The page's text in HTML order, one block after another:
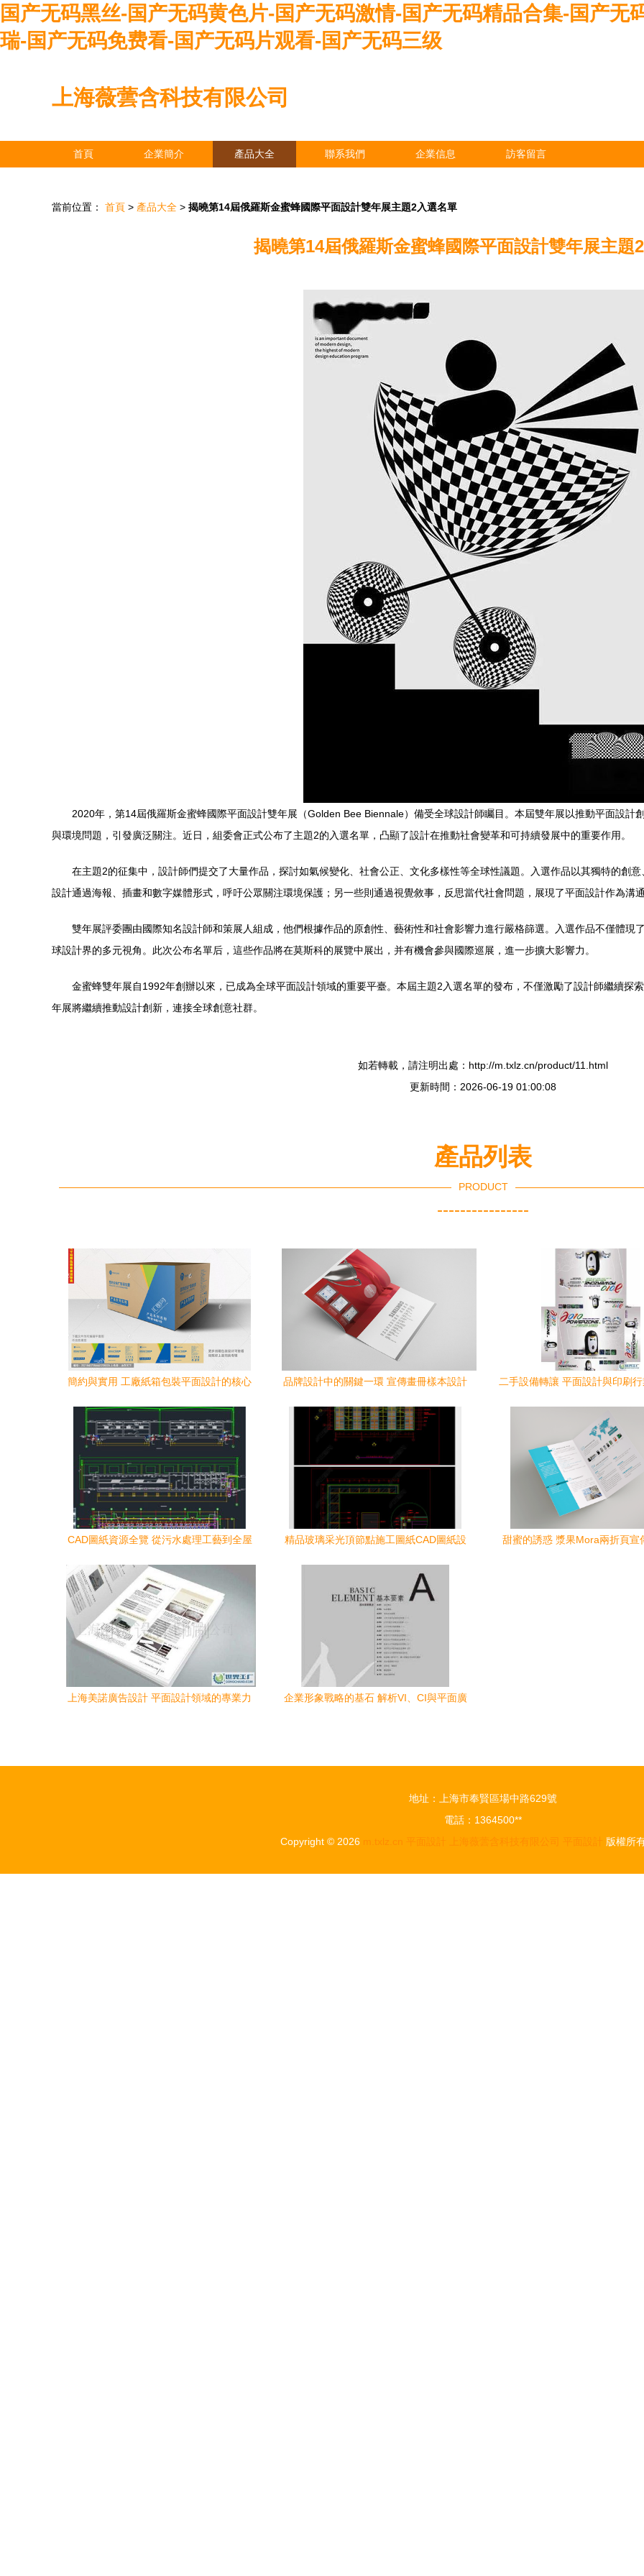
国产无码黑丝-国产无码黄色片-国产无码激情-国产无码精品合集-国产无
瑞-国产无码免费看-国产无码片观看-国产无码三级
上海薇蕓含科技有限公司
首頁 企業簡介 產品大全 聯系我們 企業信息 訪客留言
當前位置： 首頁 > 產品大全 > 揭曉第14屆俄羅斯金蜜蜂國際平面設計雙年展主題2入選名單
揭曉第14屆俄羅斯金蜜蜂國際平面設計雙年展主題
2020年，第14屆俄羅斯金蜜蜂國際平面設計雙年展（Golden Bee Biennale）備受全球設計師矚目。本屆雙年展以推動平面設計
與環境問題，引發廣泛關注。近日，組委會正式公布了主題2的入選名單，凸顯了設計在推動社會變革和可持續發展中的重要作用。
在主題2的征集中，設計師們提交了大量作品，探討如氣候變化、社會公正、文化多樣性等全球性議題。入選作品以其獨特的創
設計通過海報、插畫和數字媒體形式，呼吁公眾關注環境保護；另一些則通過視覺敘事，反思當代社會問題，展現了平面設計作為溝通
雙年展評委團由國際知名設計師和策展人組成，他們根據作品的原創性、藝術性和社會影響力進行嚴格篩選。入選作品不僅體現
球設計界的多元視角。此次公布名單后，這些作品將在莫斯科的展覽中展出，并有機會參與國際巡展，進一步擴大影響力。
金蜜蜂雙年展自1992年創辦以來，已成為全球平面設計領域的重要平臺。本屆主題2入選名單的發布，不僅激勵了設計師繼續探
年展將繼續推動設計創新，連接全球創意社群。
如若轉載，請注明出處：http://m.txlz.cn/product/11.html
更新時間：2026-06-19 01:00:08
產品列表
PRODUCT
----------------
簡約與實用 工廠紙箱包裝平面設計的核心
品牌設計中的關鍵一環 宣傳畫冊樣本設計
二手設備轉讓 平面設計與印刷
CAD圖紙資源全覽 從污水處理工藝到全屋
精品玻璃采光頂節點施工圖紙CAD圖紙設
甜蜜的誘惑 漿果Mora兩折頁宣
上海美諾廣告設計 平面設計領域的專業力
企業形象戰略的基石 解析VI、CI與平面廣
地址：上海市奉賢區場中路629號
電話：1364500**
Copyright © 2026 m.txlz.cn 平面設計 上海薇蕓含科技有限公司 平面設計 版權所